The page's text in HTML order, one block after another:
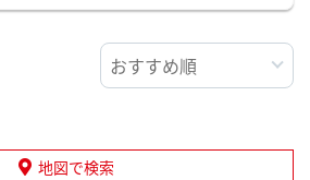
地図で検索